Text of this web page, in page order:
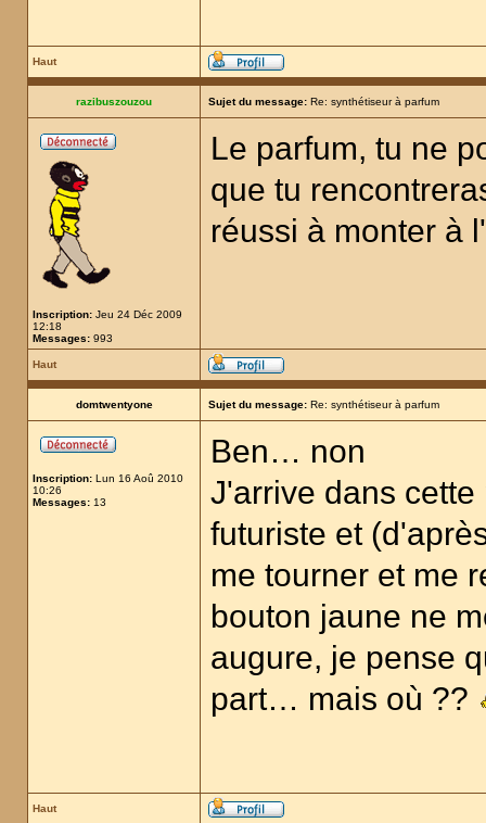
Haut
razibuszouzou Sujet du message: Re: synthétiseur à parfum
Inscription: Jeu 24 Déc 2009
12:18
Messages: 993
Le parfum, tu ne
que tu
réussi à monter à
Haut
domtwentyone Sujet du message: Re: synthétiseur à parfum
Inscription: Lun 16 Aoû 2010
10:26
Messages: 13
Ben… non
J'arrive dans
futuriste et
me tourner et me
bouton jaune ne
augure, je pense
part… mais où ??
Haut